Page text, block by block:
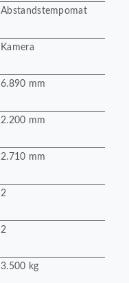
Abstandstempomat
Kamera
6.890 mm
2.200 mm
2.710 mm
2
2
3.500 kg